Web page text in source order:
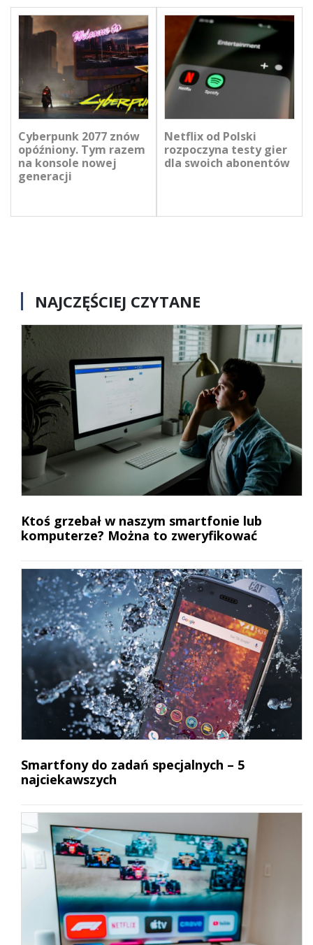
Cyberpunk 2077 znów
opóźniony. Tym razem
na konsole nowej
generacji
Netflix od Polski
rozpoczyna testy gier
dla swoich abonentów
NAJCZĘŚCIEJ CZYTANE
Ktoś grzebał w naszym smartfonie lub
komputerze? Można to zweryfikować
Smartfony do zadań specjalnych – 5
najciekawszych